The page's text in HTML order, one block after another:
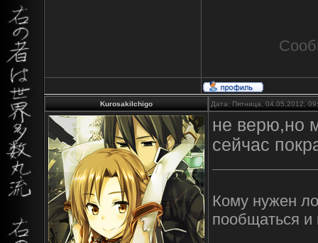
KurosakiIchigo Дата: Пятница, 04.05.2012,
не верю,но
сейчас
Кому нужен
пообщаться и